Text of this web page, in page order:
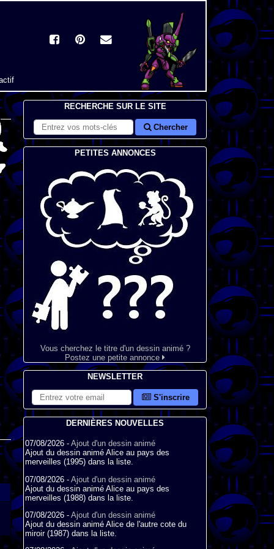
RECHERCHE SUR LE SITE
Chercher
PETITES ANNONCES
Vous cherchez le titre d'un dessin animé ?
Postez une petite annonce
NEWSLETTER
S'inscrire
DERNIÈRES NOUVELLES
07/08/2026 - Ajout d'un dessin animé
Ajout du dessin animé Alice au pays des
merveilles (1995) dans la liste.
07/08/2026 - Ajout d'un dessin animé
Ajout du dessin animé Alice au pays des
merveilles (1988) dans la liste.
07/08/2026 - Ajout d'un dessin animé
Ajout du dessin animé Alice de l'autre cote du
miroir (1987) dans la liste.